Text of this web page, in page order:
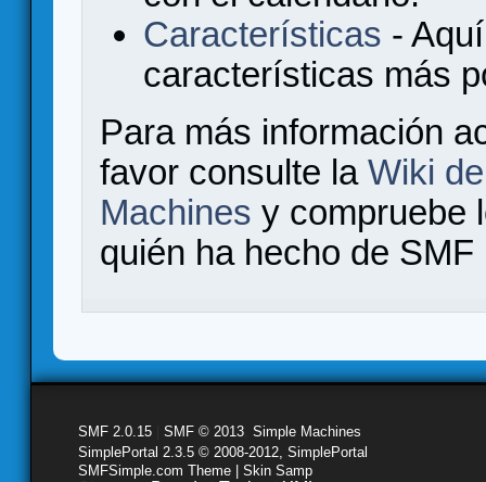
Características -
características más
Para más información
favor consulte la Wiki
Machines y compruebe
quién ha hecho de
SMF 2.0.15 SMF © 2013 Simple Machines
SimplePortal 2.3.5 © 2008-2012, SimplePortal
SMFSimple.com Theme | Skin Samp